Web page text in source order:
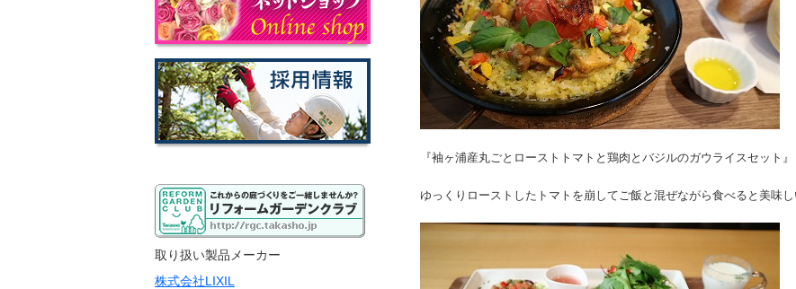
『袖ヶ浦産丸ごとローストトマトと鶏肉とバジルのガウライスセット』
ゆっくりローストしたトマトを崩してご飯と混ぜながら食べると美味し
取り扱い製品メーカー
株式会社LIXIL